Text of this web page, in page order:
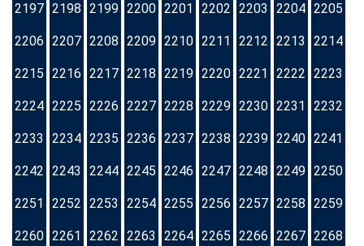
2197 2198 2199 2200 2201 2202 2203 2204 2205
2206 2207 2208 2209 2210 2211 2212 2213 2214
2215 2216 2217 2218 2219 2220 2221 2222 2223
2224 2225 2226 2227 2228 2229 2230 2231 2232
2233 2234 2235 2236 2237 2238 2239 2240 2241
2242 2243 2244 2245 2246 2247 2248 2249 2250
2251 2252 2253 2254 2255 2256 2257 2258 2259
2260 2261 2262 2263 2264 2265 2266 2267 2268